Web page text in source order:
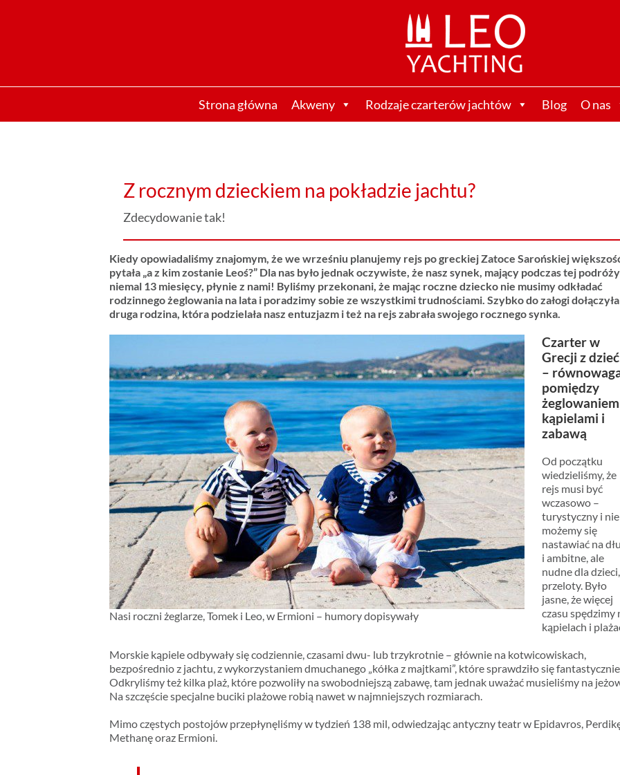
Strona główna Akweny Rodzaje czarterów jachtów Blog O nas
Z rocznym dzieckiem na pokładzie jachtu?
Zdecydowanie tak!
Kiedy opowiadaliśmy znajomym, że we wrześniu planujemy rejs po greckiej Zatoce Sarońskiej
pytała „a z kim zostanie Leoś?” Dla nas było jednak oczywiste, że nasz synek, mający podczas tej podróży
niemal 13 miesięcy, płynie z nami! Byliśmy przekonani, że mając roczne dziecko nie musimy odkładać
rodzinnego żeglowania na lata i poradzimy sobie ze wszystkimi trudnościami. Szybko do załogi dołączyła
druga rodzina, która podzielała nasz entuzjazm i też na rejs zabrała swojego rocznego synka.
Nasi roczni żeglarze, Tomek i Leo, w Ermioni – humory dopisywały
Czarter w
Grecji z
–
pomiędzy
kąpielami i
zabawą
Od początku
wiedzieliśmy, że
rejs musi być
wczasowo –
turystyczny i nie
możemy się
nastawiać na
i ambitne, ale
nudne dla dzieci,
przeloty. Było
jasne, że więcej
czasu spędzimy
kąpielach i
Morskie kąpiele odbywały się codziennie, czasami dwu- lub trzykrotnie – głównie na kotwicowiskach,
bezpośrednio z jachtu, z wykorzystaniem dmuchanego „kółka z majtkami”, które sprawdziło się
Odkryliśmy też kilka plaż, które pozwoliły na swobodniejszą zabawę, tam jednak uważać musieliśmy na
Na szczęście specjalne buciki plażowe robią nawet w najmniejszych rozmiarach.
Mimo częstych postojów przepłynęliśmy w tydzień 138 mil, odwiedzając antyczny teatr w Epidavros,
Methanę oraz Ermioni.